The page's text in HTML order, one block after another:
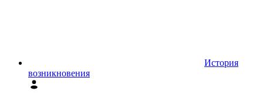
История
возникновения